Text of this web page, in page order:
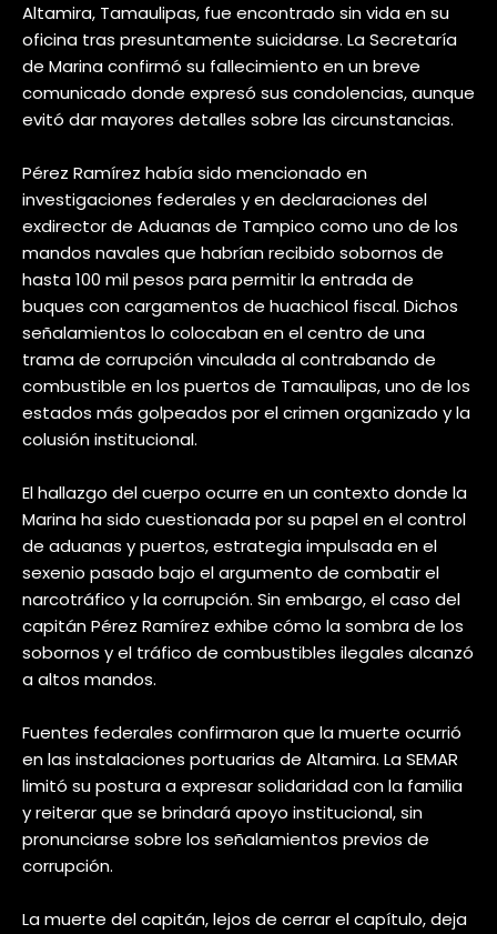
Altamira, Tamaulipas, fue encontrado sin vida en su
oficina tras presuntamente suicidarse. La Secretaría
de Marina confirmó su fallecimiento en un breve
comunicado donde expresó sus condolencias, aunque
evitó dar mayores detalles sobre las circunstancias.
Pérez Ramírez había sido mencionado en
investigaciones federales y en declaraciones del
exdirector de Aduanas de Tampico como uno de los
mandos navales que habrían recibido sobornos de
hasta 100 mil pesos para permitir la entrada de
buques con cargamentos de huachicol fiscal. Dichos
señalamientos lo colocaban en el centro de una
trama de corrupción vinculada al contrabando de
combustible en los puertos de Tamaulipas, uno de los
estados más golpeados por el crimen organizado y la
colusión institucional.
El hallazgo del cuerpo ocurre en un contexto donde la
Marina ha sido cuestionada por su papel en el control
de aduanas y puertos, estrategia impulsada en el
sexenio pasado bajo el argumento de combatir el
narcotráfico y la corrupción. Sin embargo, el caso del
capitán Pérez Ramírez exhibe cómo la sombra de los
sobornos y el tráfico de combustibles ilegales alcanzó
a altos mandos.
Fuentes federales confirmaron que la muerte ocurrió
en las instalaciones portuarias de Altamira. La SEMAR
limitó su postura a expresar solidaridad con la familia
y reiterar que se brindará apoyo institucional, sin
pronunciarse sobre los señalamientos previos de
corrupción.
La muerte del capitán, lejos de cerrar el capítulo, deja